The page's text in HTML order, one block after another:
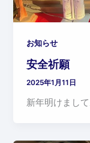
お知らせ
安全祈願
2025年1月11日
新年明けまし